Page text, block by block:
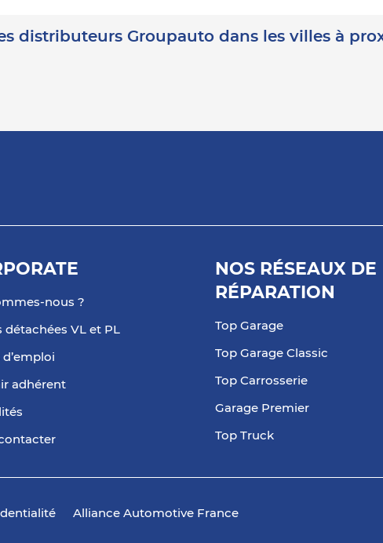
distributeurs Groupauto dans les villes à
nous ?
détachées VL et PL
adhérent
NOS RÉSEAUX DE
RÉPARATION
Top Garage
Top Garage Classic
Top Carrosserie
Garage Premier
Top Truck
Alliance Automotive France